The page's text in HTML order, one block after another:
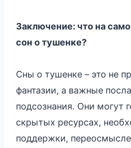
Заключение: что на
сон о тушенке?
Сны о тушенке – это не
фантазии, а важные
подсознания. Они могут
скрытых ресурсах,
поддержки,